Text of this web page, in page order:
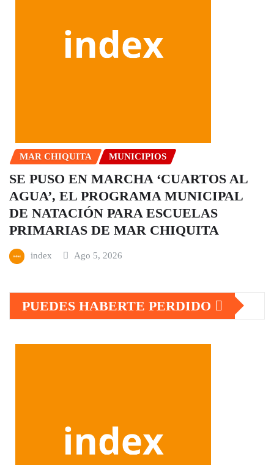
MAR CHIQUITA MUNICIPIOS
SE PUSO EN MARCHA ‘CUARTOS AL
AGUA’, EL PROGRAMA MUNICIPAL
DE NATACIÓN PARA ESCUELAS
PRIMARIAS DE MAR CHIQUITA
index Ago 5, 2026
PUEDES HABERTE PERDIDO